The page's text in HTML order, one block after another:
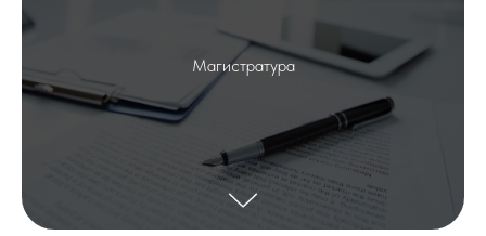
Магистратура